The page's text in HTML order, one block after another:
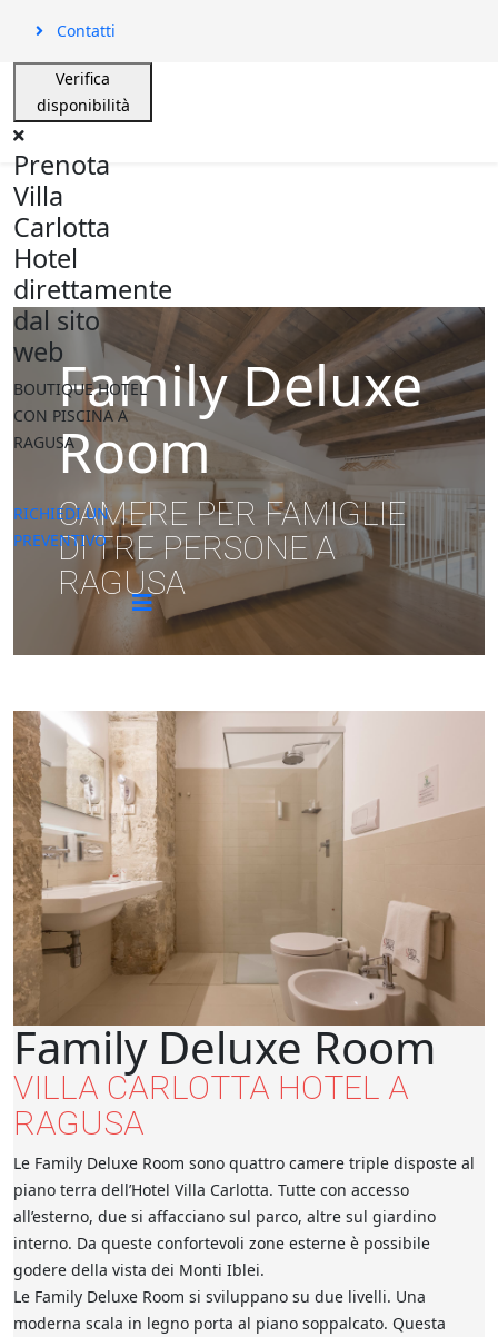
Contatti
Verifica
disponibilità
Prenota
Villa
Carlotta
Hotel
direttamente
dal sito
web
BOUTIQUE HOTEL
CON PISCINA A
RAGUSA
RICHIEDI UN
PREVENTIVO
Family Deluxe
Room
CAMERE PER FAMIGLIE
DI TRE PERSONE A
RAGUSA
Family Deluxe Room
VILLA CARLOTTA HOTEL A
RAGUSA
Le Family Deluxe Room sono quattro camere triple disposte al
piano terra dell’Hotel Villa Carlotta. Tutte con accesso
all’esterno, due si affacciano sul parco, altre sul giardino
interno. Da queste confortevoli zone esterne è possibile
godere della vista dei Monti Iblei.
Le Family Deluxe Room si sviluppano su due livelli. Una
moderna scala in legno porta al piano soppalcato. Questa